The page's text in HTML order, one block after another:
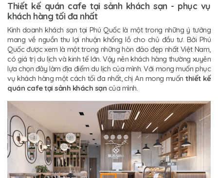
Thiết kế quán cafe tại sảnh khách sạn - phục vụ
khách hàng tối đa nhất
Kinh doanh khách sạn tại Phú Quốc là một trong những ý tưởng
mang về nguồn thu lợi nhuận khổng lồ cho chủ đầu tư. Bởi Phú
Quốc được xem là một trong những hòn đảo đẹp nhất Việt Nam,
có giá trị du lịch và kinh tế lớn. Vậy nên khách hàng thường xuyên
lựa chọn đây làm địa điểm du lịch của mình. Với mong muốn phục
vụ khách hàng một cách tối đa nhất, chị An mong muốnthiết kế
quán cafe tại sảnh khách sạn của mình.